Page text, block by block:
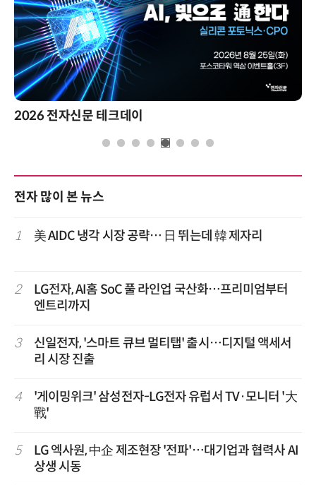
2026 전자신문 테크데이
전자 많이 본 뉴스
1 美 AIDC 냉각 시장 공략… 日 뛰는데 韓 제자리
2
LG전자, AI홈 SoC 풀 라인업 국산화…프리미엄부터
엔트리까지
3
신일전자, '스마트 큐브 멀티탭' 출시…디지털 액세서
리 시장 진출
4
'게이밍위크' 삼성전자-LG전자 유럽서 TV·모니터 '大
戰'
5
LG 엑사원, 中企 제조현장 '전파'…대기업과 협력사 AI
상생 시동